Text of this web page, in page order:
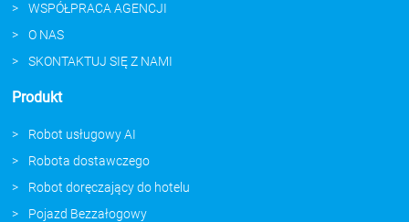
WSPÓŁPRACA AGENCJI
O NAS
SKONTAKTUJ SIĘ Z NAMI
Produkt
Robot usługowy AI
Robota dostawczego
Robot doręczający do hotelu
Pojazd Bezzałogowy